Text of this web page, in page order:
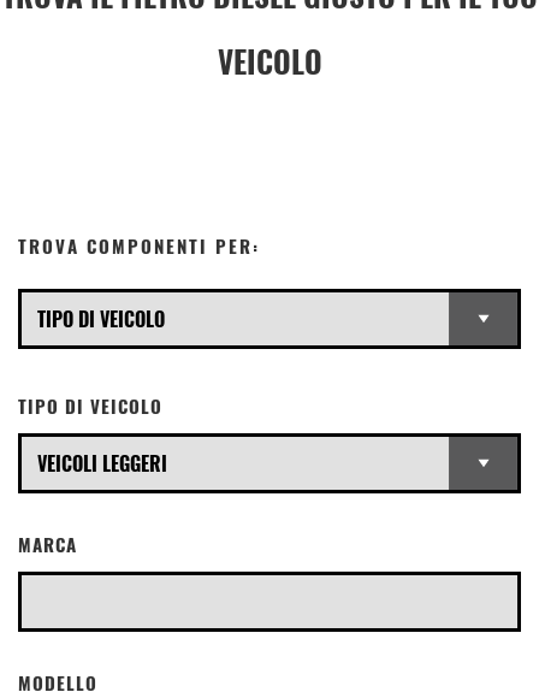
VEICOLO
TROVA COMPONENTI PER:
TIPO DI VEICOLO
MARCA
MODELLO